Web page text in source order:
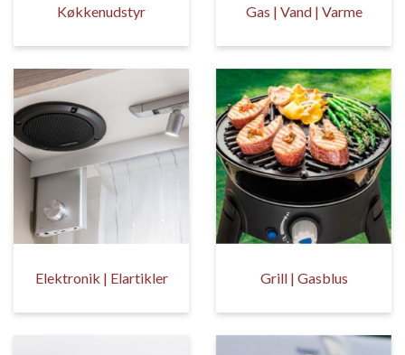
Køkkenudstyr Gas | Vand | Varme
Elektronik | Elartikler Grill | Gasblus